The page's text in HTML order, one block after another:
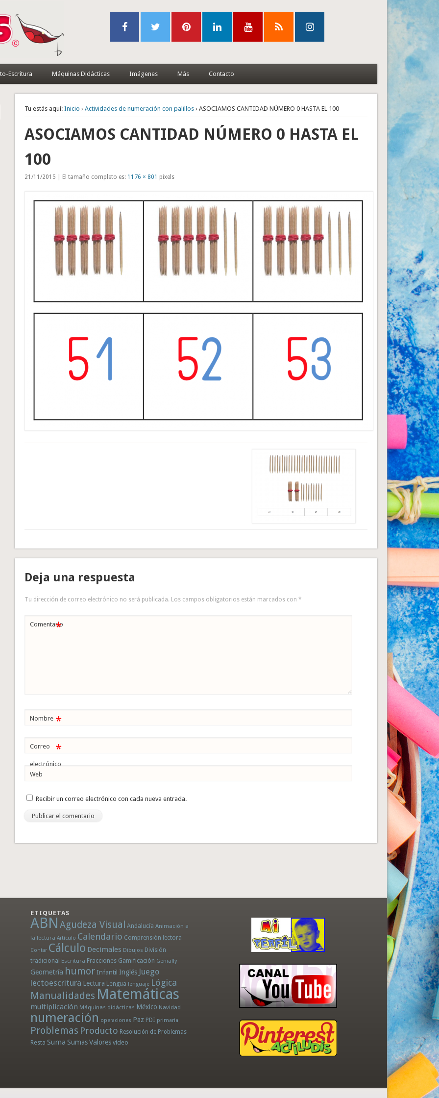
Escritura Máquinas Didácticas Imágenes Más Contacto
Tu estás aquí: Inicio ›Actividades de numeración con palillos › ASOCIAMOS CANTIDAD NÚMERO 0 HASTA EL 100
ASOCIAMOS CANTIDAD NÚMERO 0 HASTA EL
100
21/11/2015 | El tamaño completo es: 1176 × 801 pixels
Deja una respuesta
Tu dirección de correo electrónico no será publicada. Los campos obligatorios están marcados con*
Comentario
*
Nombre *
Correo
electrónico
*
Web
Recibir un correo electrónico con cada nueva entrada.
ETIQUETAS
ABN Agudeza Visual Andalucía Animación a
la lectura Artículo Calendario Comprensión lectora
Contar Cálculo Decimales Dibujos División
tradicional Escritura Fracciones Gamificación Genially
Geometría humor Infantil Inglés Juego
lectoescritura Lectura Lengua lenguaje Lógica
Manualidades Matemáticas
multiplicación Máquinas didácticas México Navidad
numeración operaciones Paz PDI primaria
Problemas Producto Resolución de Problemas
Resta Suma SumasValores vídeo